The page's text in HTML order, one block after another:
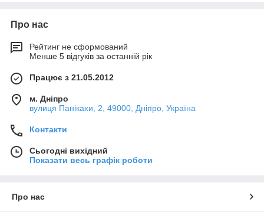
Про нас
Рейтинг не сформований
Менше 5 відгуків за останній рік
Працює з 21.05.2012
м. Дніпро
вулиця Панікахи, 2, 49000, Дніпро, Україна
Контакти
Сьогодні вихідний
Показати весь графік роботи
Про нас